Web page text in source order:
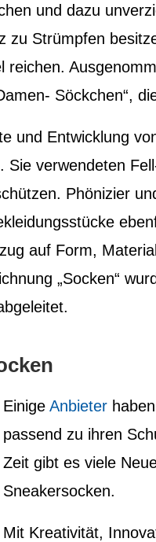
und dazu
zu Strümpfen
reichen.
Söckchen“,
und Entwicklung
Sie verwendeten
Phönizier
auf Form,
„Socken“
Einige Anbieter
passend zu ihren
Zeit gibt es viele
Sneakersocken.
Mit Kreativität,